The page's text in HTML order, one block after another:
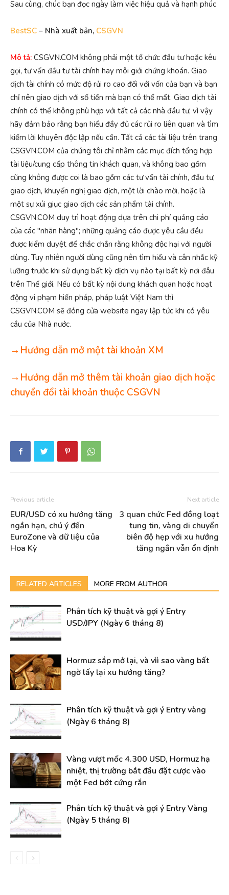
Sau cùng, chúc bạn đọc ngày làm việc hiệu quả và hạnh phúc
BestSC – Nhà xuất bản, CSGVN
Mô tả: CSGVN.COM không phải một tổ chức đầu tư hoặc kêu
gọi, tư vấn đầu tư tài chính hay môi giới chứng khoán. Giao
dịch tài chính có mức độ rủi ro cao đối với vốn của bạn và bạn
chỉ nên giao dịch với số tiền mà bạn có thể mất. Giao dịch tài
chính có thể không phù hợp với tất cả các nhà đầu tư, vì vậy
hãy đảm bảo rằng bạn hiểu đầy đủ các rủi ro liên quan và tìm
kiếm lời khuyên độc lập nếu cần. Tất cả các tài liệu trên trang
CSGVN.COM của chúng tôi chỉ nhằm các mục đích tổng hợp
tài liệu/cung cấp thông tin khách quan, và không bao gồm
cũng không được coi là bao gồm các tư vấn tài chính, đầu tư,
giao dịch, khuyến nghị giao dịch, một lời chào mời, hoặc là
một sự xúi giục giao dịch các sản phẩm tài chính.
CSGVN.COM duy trì hoạt động dựa trên chi phí quảng cáo
của các "nhãn hàng"; những quảng cáo được yêu cầu đều
được kiểm duyệt để chắc chắn rằng không độc hại với người
dùng. Tuy nhiên người dùng cũng nên tìm hiểu và cân nhắc kỹ
lưỡng trước khi sử dụng bất kỳ dịch vụ nào tại bất kỳ nơi đâu
trên Thế giới. Nếu có bất kỳ nội dung khách quan hoặc hoạt
động vi phạm hiến pháp, pháp luật Việt Nam thì
CSGVN.COM sẽ đóng cửa website ngay lập tức khi có yêu
cầu của Nhà nước.
→Hướng dẫn mở một tài khoản XM
→Hướng dẫn mở thêm tài khoản giao dịch hoặc
chuyển đổi tài khoản thuộc CSGVN
Previous article
EUR/USD có xu hướng tăng
ngắn hạn, chú ý đến
EuroZone và dữ liệu của
Hoa Kỳ
Next article
3 quan chức Fed đồng loạt
tung tin, vàng di chuyển
biên độ hẹp với xu hướng
tăng ngắn vẫn ổn định
RELATED ARTICLES MORE FROM AUTHOR
Phân tích kỹ thuật và gợi ý Entry
USD/JPY (Ngày 6 tháng 8)
Hormuz sắp mở lại, và vìì sao vàng bất
ngờ lấy lại xu hướng tăng?
Phân tích kỹ thuật và gợi ý Entry vàng
(Ngày 6 tháng 8)
Vàng vượt mốc 4.300 USD, Hormuz hạ
nhiệt, thị trường bắt đầu đặt cược vào
một Fed bớt cứng rắn
Phân tích kỹ thuật và gợi ý Entry Vàng
(Ngày 5 tháng 8)